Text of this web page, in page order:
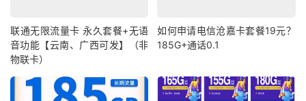
联通无限流量卡 永久套餐+无语
音功能【云南、广西可发】（非
物联卡）
如何申请电信沧嘉卡套餐19元？
185G+通话0.1